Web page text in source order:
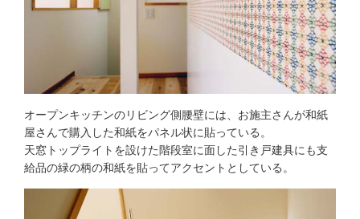
オープンキッチンのリビング側腰壁には、お施主さんが和紙
屋さんで購入した和紙をパネル状に貼っている。
天窓トップライトを設けた階段室に面した引き戸建具にも支
給品の緑の柄の和紙を貼ってアクセントとしている。